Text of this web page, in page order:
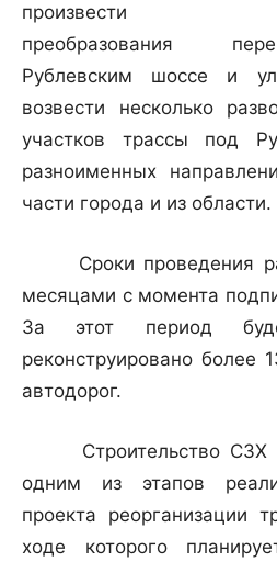
произвести
преобразования
Рублевским шоссе и
возвести несколько
участков трассы под
разноименных
части города и из области.
Сроки проведения
месяцами с момента
За этот период
реконструировано более
автодорог.
Строительство СЗХ в
одним из этапов
проекта реорганизации
ходе которого